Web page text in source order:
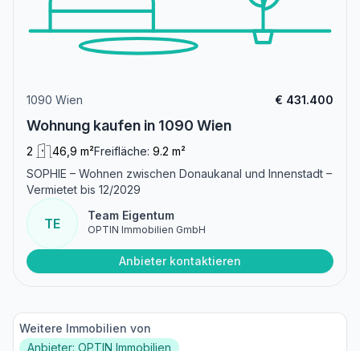
1090 Wien € 431.400
Wohnung kaufen in 1090 Wien
2 46,9 m²Freifläche: 9.2 m²
SOPHIE – Wohnen zwischen Donaukanal und Innenstadt –
Vermietet bis 12/2029
TE
Team Eigentum
OPTIN Immobilien GmbH
Anbieter kontaktieren
Weitere Immobilien von
Anbieter: OPTIN Immobilien